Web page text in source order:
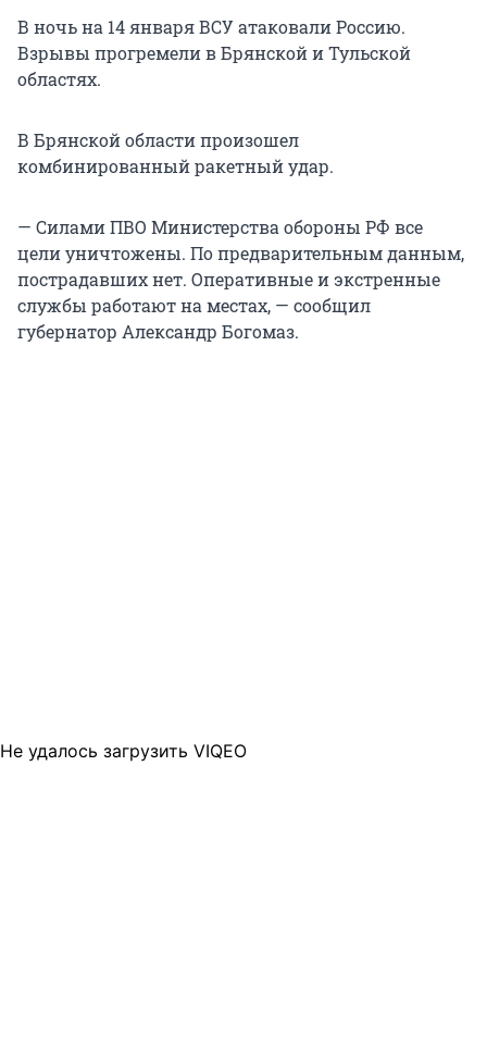
В ночь на 14 января ВСУ атаковали Россию.
Взрывы прогремели в Брянской и Тульской
областях.
В Брянской области произошел
комбинированный ракетный удар.
— Силами ПВО Министерства обороны РФ все
цели уничтожены. По предварительным данным,
пострадавших нет. Оперативные и экстренные
службы работают на местах, — сообщил
губернатор Александр Богомаз.
Не удалось загрузить VIQEO